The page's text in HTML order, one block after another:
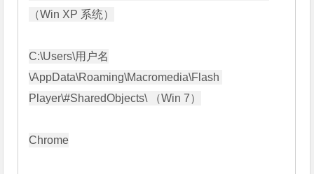
（Win XP 系统）
C:\Users\用户名
\AppData\Roaming\Macromedia\Flash
Player\#SharedObjects\ （Win 7）
Chrome